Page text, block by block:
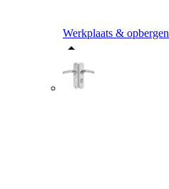
Werkplaats & opbergen